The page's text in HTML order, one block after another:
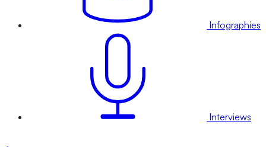
Infographies
Interviews